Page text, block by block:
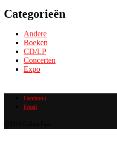
Categorieën
Andere
Boeken
CD/LP
Concerten
Expo
Facebook
Email